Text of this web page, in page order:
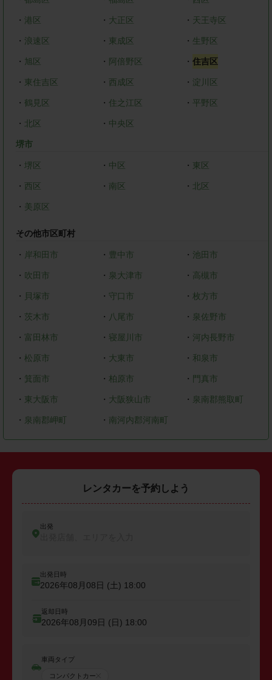
・ 港区 ・ 大正区 ・ 天王寺区
・ 浪速区 ・ 東成区 ・ 生野区
・ 旭区 ・ 阿倍野区 ・住吉区
・ 東住吉区 ・ 西成区 ・ 淀川区
・ 鶴見区 ・ 住之江区 ・平野区
・ 北区 ・ 中央区
堺市
・ 堺区 ・ 中区 ・ 東区
・ 西区 ・ 南区 ・ 北区
・ 美原区
その他市区町村
・ 岸和田市 ・ 豊中市 ・ 池田市
・ 吹田市 ・ 泉大津市 ・ 高槻市
・ 貝塚市 ・ 守口市 ・枚方市
・ 茨木市 ・ 八尾市 ・ 泉佐野市
・ 富田林市 ・ 寝屋川市 ・ 河内長野市
・ 松原市 ・ 大東市 ・ 和泉市
・ 箕面市 ・ 柏原市 ・ 門真市
・ 東大阪市 ・ 大阪狭山市 ・ 泉南郡熊取町
・ 泉南郡岬町 ・ 南河内郡河南町
レンタカーを予約しよう
出発
出発日時
2026年08月08日 (土) 18:00
返却日時
2026年08月09日 (日) 18:00
車両タイプ
コンパクトカー